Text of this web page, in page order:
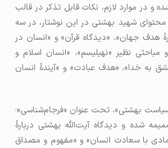
و در موارد لازم، نکات قابل تذکر در قالب
شهید بهشتی در این نوشتار، در سه
هدف جهان»، «دیدگاه قرآن» و «انسان در
نظیر «نهیلیسم»، «انسان اسلام و
به خدا»، «هدف عبادت» و «آیندۀ انسان
بهشتی»، تحت عنوان «فرجام‌شناسی»؛
شده و دیدگاه آیت‌الله بهشتی دربارۀ
با سعادت انسان» و «مفهوم و مصداق